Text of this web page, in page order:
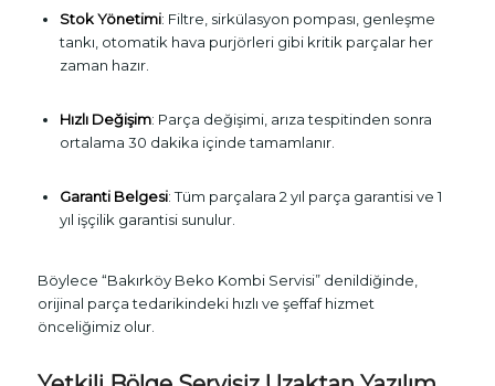
Stok Yönetimi: Filtre, sirkülasyon pompası, genleşme
tankı, otomatik hava purjörleri gibi kritik parçalar her
zaman hazır.
Hızlı Değişim: Parça değişimi, arıza tespitinden sonra
ortalama 30 dakika içinde tamamlanır.
Garanti Belgesi: Tüm parçalara 2 yıl parça garantisi ve 1
yıl işçilik garantisi sunulur.
Böylece “Bakırköy Beko Kombi Servisi” denildiğinde,
orijinal parça tedarikindeki hızlı ve şeffaf hizmet
önceliğimiz olur.